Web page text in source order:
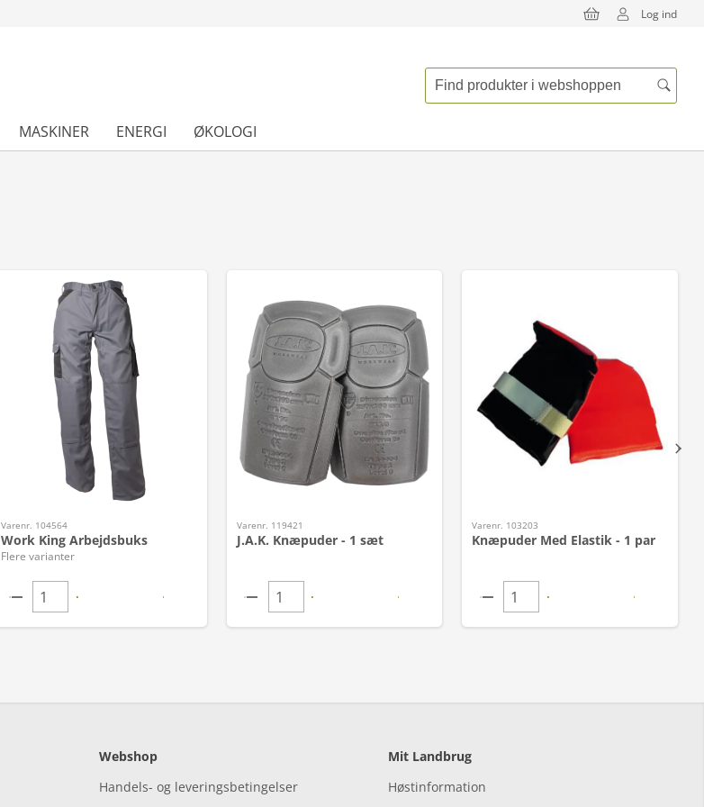
Log ind
MASKINER ENERGI ØKOLOGI
Varenr. 104564
Work King Arbejdsbuks
Flere varianter
Varenr. 119421
J.A.K. Knæpuder - 1 sæt
Varenr. 103203
Knæpuder Med Elastik - 1 par
Webshop
Handels- og leveringsbetingelser
Mit Landbrug
Høstinformation